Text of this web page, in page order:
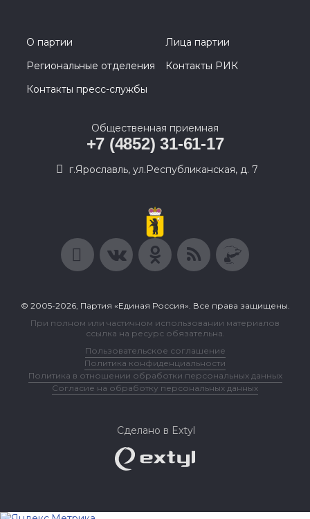
Муниципального Совета Рыбинска Владимир
секретаря реготделения партии, мэр Ярославля
О партии
Лица партии
Региональные отделения
Контакты РИК
Общественная приемная
+7 (4852) 31-61-17
г.Ярославль, ул.Республиканская, д. 7
© 2005-2026, Партия «Единая Россия». Все права защищены.